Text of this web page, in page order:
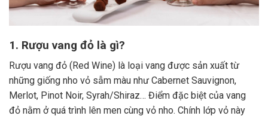
1. Rượu vang đỏ là gì?
Rượu vang đỏ (Red Wine) là loại vang được sản xuất từ
những giống nho vỏ sẫm màu như Cabernet Sauvignon,
Merlot, Pinot Noir, Syrah/Shiraz… Điểm đặc biệt của vang
đỏ nằm ở quá trình lên men cùng vỏ nho. Chính lớp vỏ này